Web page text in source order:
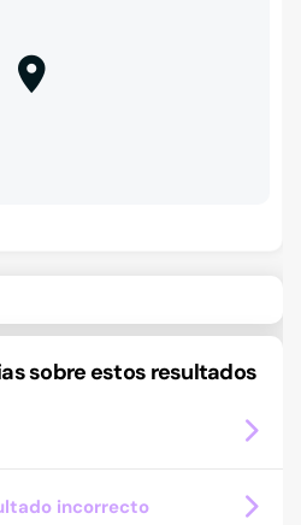
sobre estos resultados
incorrecto